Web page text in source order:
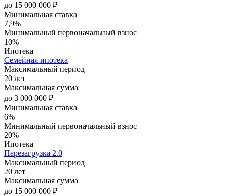
до 15 000 000 ₽
Минимальная ставка
7,9%
Минимальный первоначальный взнос
10%
Ипотека
Семейная ипотека
Максимальный период
20 лет
Максимальная сумма
до 3 000 000 ₽
Минимальная ставка
6%
Минимальный первоначальный взнос
20%
Ипотека
Перезагрузка 2.0
Максимальный период
20 лет
Максимальная сумма
до 15 000 000 ₽